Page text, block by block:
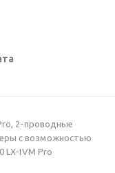
2-проводные
с возможностью
LX-IVM Pro